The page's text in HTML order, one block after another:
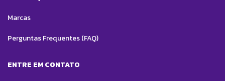
Marcas
Perguntas Frequentes (FAQ)
ENTRE EM CONTATO